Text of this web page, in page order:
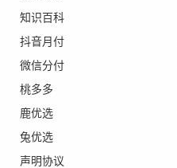
知识百科
抖音月付
微信分付
桃多多
鹿优选
兔优选
声明协议